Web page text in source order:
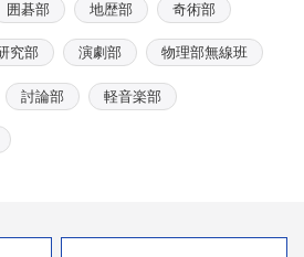
囲碁部 地歴部 奇術部
究部 演劇部 物理部無線班
討論部 軽音楽部